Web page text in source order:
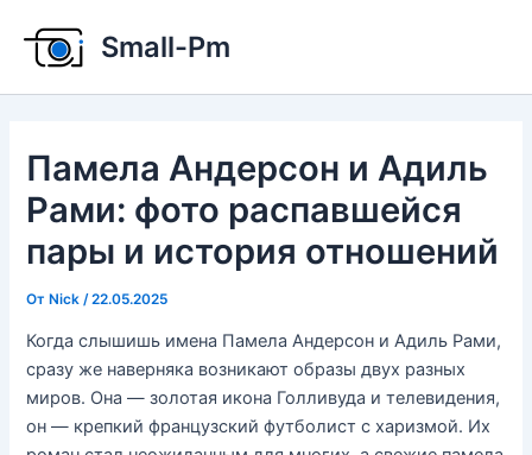
содержимому
Small-Pm
Памела Андерсон и Адиль
Рами: фото распавшейся
пары и история отношений
От Nick/22.05.2025
Когда слышишь имена Памела Андерсон и Адиль Рами,
сразу же наверняка возникают образы двух разных
миров. Она — золотая икона Голливуда и телевидения,
он — крепкий французский футболист с харизмой. Их